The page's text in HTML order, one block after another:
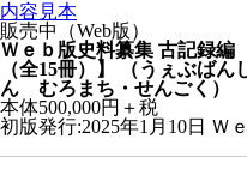
内容見本
販売中（Web版）
Ｗｅｂ版史料纂集 古記録
（全15冊）】
（うぇぶば
ん むろまち・せんごく）
本体500,000円＋税
初版発行:2025年1月10日 Ｗ